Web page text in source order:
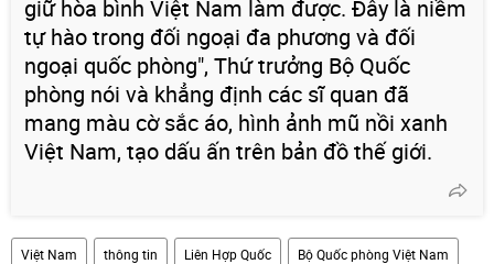
giữ hòa bình Việt Nam làm được. Đây là niềm
tự hào trong đối ngoại đa phương và đối
ngoại quốc phòng", Thứ trưởng Bộ Quốc
phòng nói và khẳng định các sĩ quan đã
mang màu cờ sắc áo, hình ảnh mũ nồi xanh
Việt Nam, tạo dấu ấn trên bản đồ thế giới.
Việt Nam thông tin Liên Hợp Quốc Bộ Quốc phòng Việt Nam